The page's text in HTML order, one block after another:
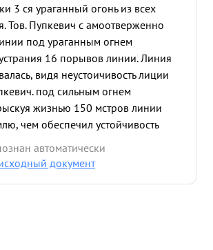
3 ся ураганный огонь из всех
Тов. Пупкевич с амоотверженно
под ураганным огнем
16 порывов линии. Линия
видя неустоичивость лиции
под сильным огнем
жизнью 150 мстров линии
чем обеспечил устойчивость
обстрела Тов. Пупкевич своим
самоотверженностью и
автоматически
документ